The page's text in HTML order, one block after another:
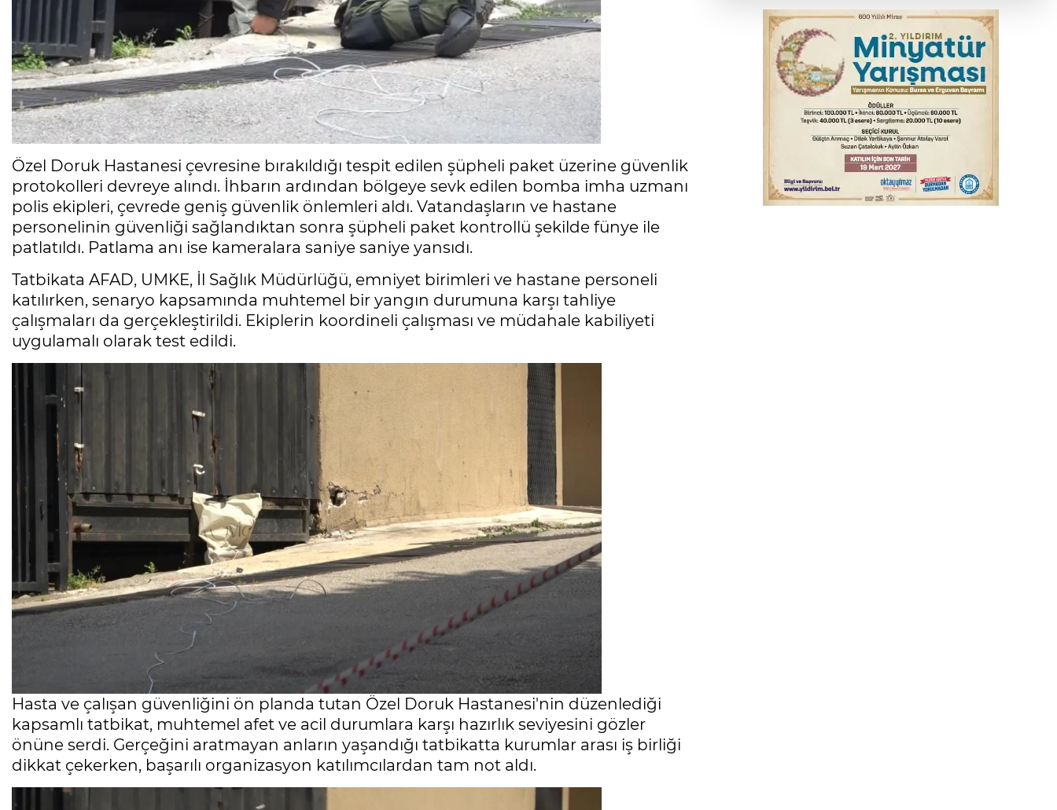
Özel Doruk Hastanesi çevresine bırakıldığı tespit edilen şüpheli paket üzerine güvenlik
protokolleri devreye alındı. İhbarın ardından bölgeye sevk edilen bomba imha uzmanı
polis ekipleri, çevrede geniş güvenlik önlemleri aldı. Vatandaşların ve hastane
personelinin güvenliği sağlandıktan sonra şüpheli paket kontrollü şekilde fünye ile
patlatıldı. Patlama anı ise kameralara saniye saniye yansıdı.
Tatbikata AFAD, UMKE, İl Sağlık Müdürlüğü, emniyet birimleri ve hastane personeli
katılırken, senaryo kapsamında muhtemel bir yangın durumuna karşı tahliye
çalışmaları da gerçekleştirildi. Ekiplerin koordineli çalışması ve müdahale kabiliyeti
uygulamalı olarak test edildi.
Hasta ve çalışan güvenliğini ön planda tutan Özel Doruk Hastanesi'nin düzenlediği
kapsamlı tatbikat, muhtemel afet ve acil durumlara karşı hazırlık seviyesini gözler
önüne serdi. Gerçeğini aratmayan anların yaşandığı tatbikatta kurumlar arası iş birliği
dikkat çekerken, başarılı organizasyon katılımcılardan tam not aldı.
bir araya geldi
Bursa'da alkollü sürücü mahalleyi savaş
alanına çevirdi
Serbest piyasada altın fiyatları...
Serbest piyasada döviz fiyatları